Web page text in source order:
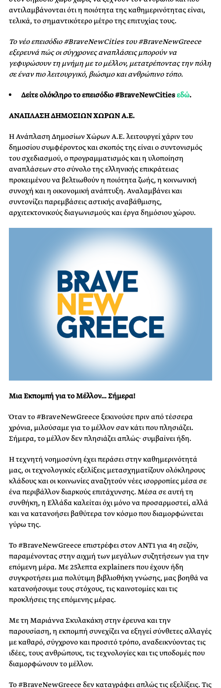
αντιλαμβάνονται ότι η ποιότητα της καθημερινότητας είναι,
τελικά, το σημαντικότερο μέτρο της επιτυχίας τους.
Το νέο επεισόδιο #BraveNewCities του #BraveNewGreece
εξερευνά πώς οι σύγχρονες αναπλάσεις μπορούν να
γεφυρώσουν τη μνήμη με το μέλλον, μετατρέποντας την πόλη
σε έναν πιο λειτουργικό, βιώσιμο και ανθρώπινο τόπο.
Δείτε ολόκληρο το επεισόδιο #BraveNewCitiesεδώ.
ΑΝΑΠΛΑΣΗ ΔΗΜΟΣΙΩΝ ΧΩΡΩΝ Α.Ε.
Η Ανάπλαση Δημοσίων Χώρων Α.Ε. λειτουργεί χάριν του
δημοσίου συμφέροντος και σκοπός της είναι ο συντονισμός
του σχεδιασμού, ο προγραμματισμός και η υλοποίηση
αναπλάσεων στο σύνολο της ελληνικής επικράτειας
προκειμένου να βελτιωθούν η ποιότητα ζωής, η κοινωνική
συνοχή και η οικονομική ανάπτυξη. Αναλαμβάνει και
συντονίζει παρεμβάσεις αστικής αναβάθμισης,
αρχιτεκτονικούς διαγωνισμούς και έργα δημόσιου χώρου.
Μια Εκπομπή για το Μέλλον… Σήμερα!
Όταν το #BraveNewGreece ξεκινούσε πριν από τέσσερα
χρόνια, μιλούσαμε για το μέλλον σαν κάτι που πλησιάζει.
Σήμερα, το μέλλον δεν πλησιάζει απλώς· συμβαίνει ήδη.
Η τεχνητή νοημοσύνη έχει περάσει στην καθημερινότητά
μας, οι τεχνολογικές εξελίξεις μετασχηματίζουν ολόκληρους
κλάδους και οι κοινωνίες αναζητούν νέες ισορροπίες μέσα σε
ένα περιβάλλον διαρκούς επιτάχυνσης. Μέσα σε αυτή τη
συνθήκη, η Ελλάδα καλείται όχι μόνο να προσαρμοστεί, αλλά
και να κατανοήσει βαθύτερα τον κόσμο που διαμορφώνεται
γύρω της.
Το #BraveNewGreece επιστρέφει στον ΑΝΤ1 για 4η σεζόν,
παραμένοντας στην αιχμή των μεγάλων συζητήσεων για την
επόμενη μέρα. Με 25λεπτα explainers που έχουν ήδη
συγκροτήσει μια πολύτιμη βιβλιοθήκη γνώσης, μας βοηθά να
κατανοήσουμε τους στόχους, τις καινοτομίες και τις
προκλήσεις της επόμενης μέρας.
Με τη Μαριάννα Σκυλακάκη στην έρευνα και την
παρουσίαση, η εκπομπή συνεχίζει να εξηγεί σύνθετες αλλαγές
με καθαρό, σύγχρονο και προσιτό τρόπο, αναδεικνύοντας τις
ιδέες, τους ανθρώπους, τις τεχνολογίες και τις υποδομές που
διαμορφώνουν το μέλλον.
Το #BraveNewGreece δεν καταγράφει απλώς τις εξελίξεις. Τις